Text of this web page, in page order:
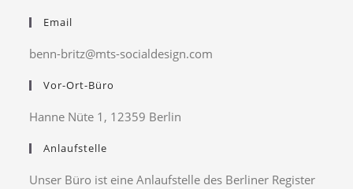
Email
benn-britz@mts-socialdesign.com
Vor-Ort-Büro
Hanne Nüte 1, 12359 Berlin
Anlaufstelle
Unser Büro ist eine Anlaufstelle des Berliner Register